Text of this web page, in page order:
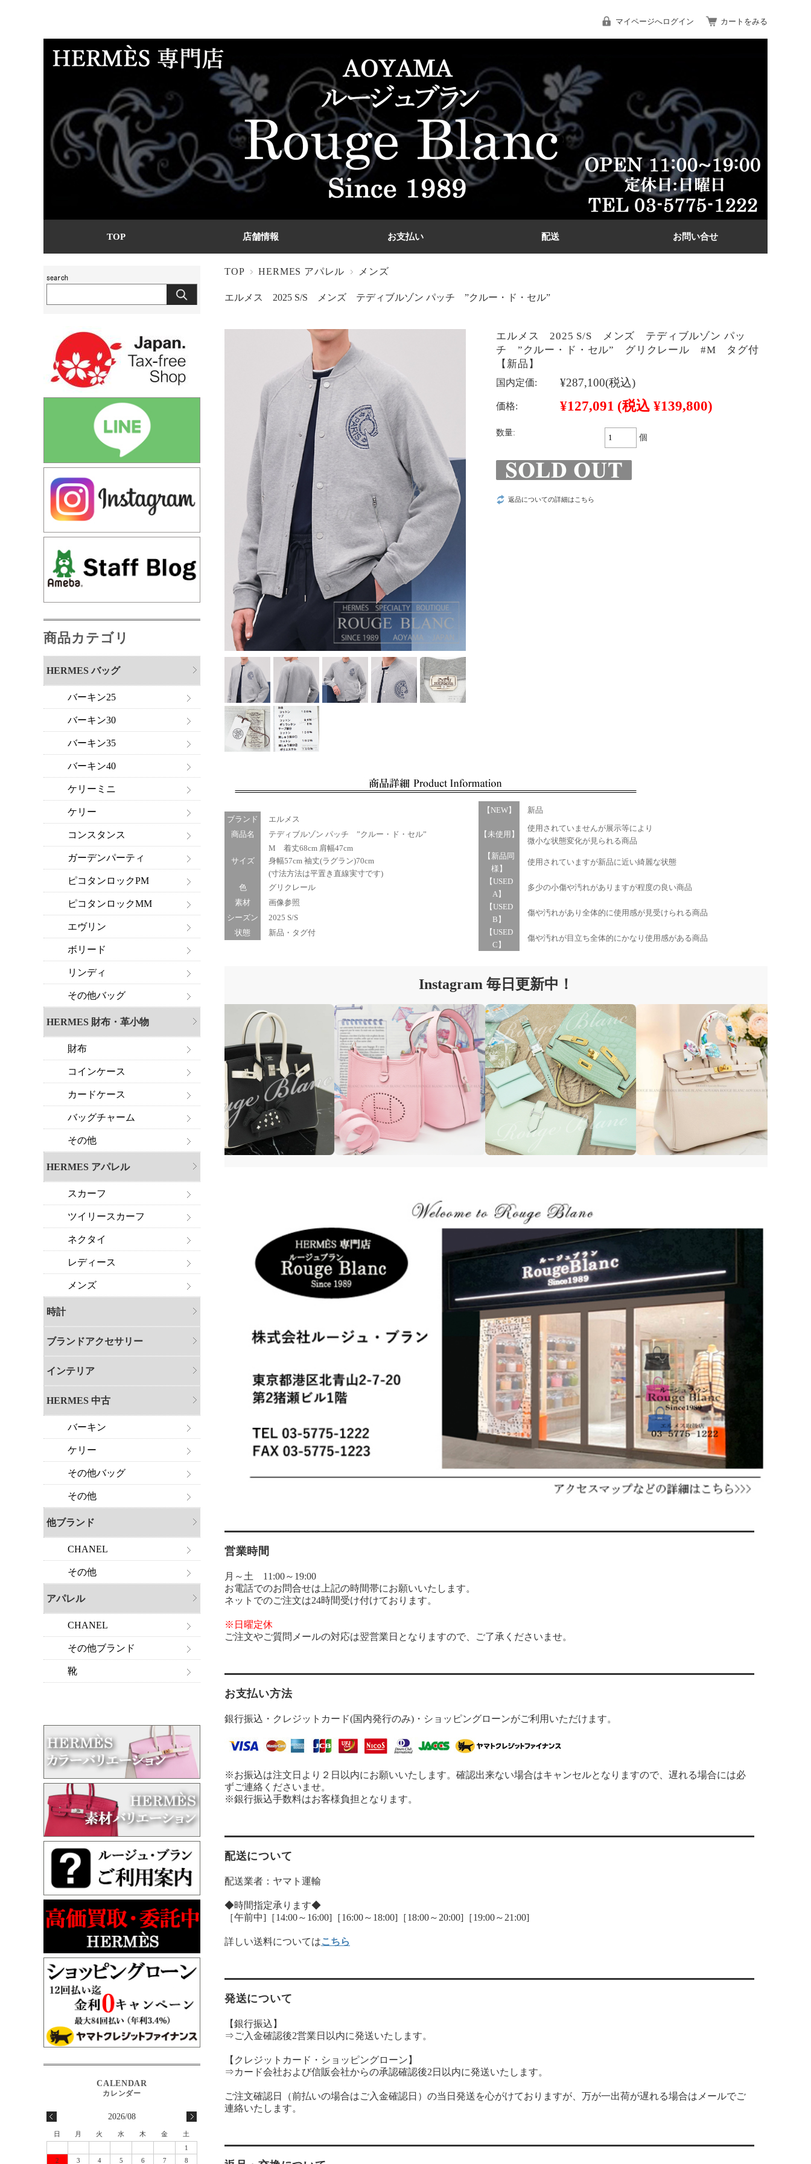
マイページへログイン カートをみる
TOP 店舗情報 お支払い 配送 お問い合せ
TOP HERMES アパレル メンズ
エルメス 2025 S/S メンズ テディブルゾン パッチ ”クルー・ド・セル”
エルメス 2025 S/S メンズ テディブルゾン パッ
チ ”クルー・ド・セル” グリクレール #M タグ付
【新品】
国内定価: ¥287,100(税込)
価格: ¥127,091 (税込 ¥139,800)
数量:
個
返品についての詳細はこちら
ブランド
エルメス
商品名
テディブルゾン パッチ ”クルー・ド・セル”
サイズ
M 着丈68cm 肩幅47cm
身幅57cm 袖丈(ラグラン)70cm
(寸法方法は平置き直線実寸です)
色
グリクレール
素材
画像参照
シーズン
2025 S/S
状態
新品・タグ付
【NEW】 新品
【未使用】
使用されていませんが展示等により
微小な状態変化が見られる商品
【新品同
様】
使用されていますが新品に近い綺麗な状態
【USED
A】
多少の小傷や汚れがありますが程度の良い商品
【USED
B】
傷や汚れがあり全体的に使用感が見受けられる商品
【USED
C】
傷や汚れが目立ち全体的にかなり使用感がある商品
Instagram 毎日更新中！
営業時間
月～土 11:00～19:00
お電話でのお問合せは上記の時間帯にお願いいたします。
ネットでのご注文は24時間受け付けております。
※日曜定休
ご注文やご質問メールの対応は翌営業日となりますので、ご了承くださいませ。
お支払い方法
銀行振込・クレジットカード(国内発行のみ)・ショッピングローンがご利用いただけます。
※お振込は注文日より２日以内にお願いいたします。確認出来ない場合はキャンセルとなりますので、遅れる場合には必
ずご連絡くださいませ。
※銀行振込手数料はお客様負担となります。
配送について
配送業者：ヤマト運輸
◆時間指定承ります◆
［午前中]［14:00～16:00]［16:00～18:00]［18:00～20:00]［19:00～21:00]
詳しい送料についてはこちら
発送について
【銀行振込】
⇒ご入金確認後2営業日以内に発送いたします。
【クレジットカード・ショッピングローン】
⇒カード会社および信販会社からの承認確認後2日以内に発送いたします。
ご注文確認日（前払いの場合はご入金確認日）の当日発送を心がけておりますが、万が一出荷が遅れる場合はメールでご
連絡いたします。
商品カテゴリ
HERMES バッグ
バーキン25
バーキン30
バーキン35
バーキン40
ケリーミニ
ケリー
コンスタンス
ガーデンパーティ
ピコタンロックPM
ピコタンロックMM
エヴリン
ボリード
リンディ
その他バッグ
HERMES 財布・革小物
財布
コインケース
カードケース
バッグチャーム
その他
HERMES アパレル
スカーフ
ツイリースカーフ
ネクタイ
レディース
メンズ
時計
ブランドアクセサリー
インテリア
HERMES 中古
バーキン
ケリー
その他バッグ
その他
他ブランド
CHANEL
その他
アパレル
CHANEL
その他ブランド
靴
2026/08
日 月 火 水 木 金
土
1
2
3 4 5 6 7 8